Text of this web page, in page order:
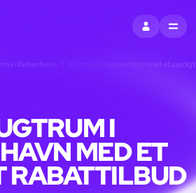
LOG INDMENU
i København Flugtrum i København med et
I
MED ET